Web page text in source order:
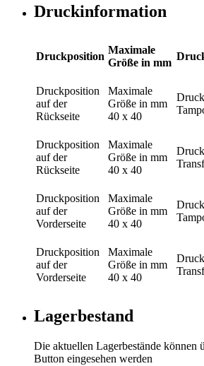
Druckinformation
Druckposition
Maximale
Größe in mm
Druckposition
auf der
Rückseite
Maximale
Größe in mm
40 x 40
Druckposition
auf der
Rückseite
Maximale
Größe in mm
40 x 40
Druckposition
auf der
Vorderseite
Maximale
Größe in mm
40 x 40
Druckposition
auf der
Vorderseite
Maximale
Größe in mm
40 x 40
Lagerbestand
Die aktuellen Lagerbestände können
Button eingesehen werden